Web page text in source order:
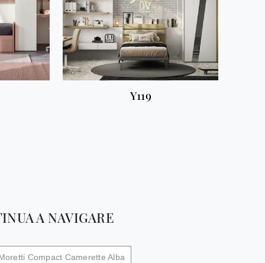
Y119
A NAVIGARE
Compact Camerette Alba